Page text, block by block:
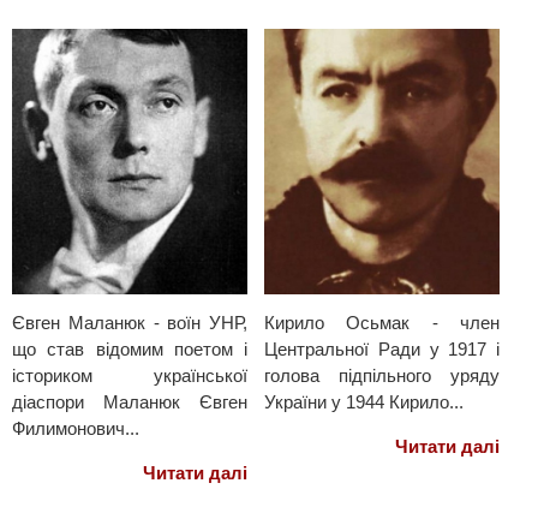
Євген Маланюк - воїн УНР,
що став відомим поетом і
істориком української
діаспори Маланюк Євген
Филимонович...
Читати далі
Кирило Осьмак - член
Центральної Ради у 1917 і
голова підпільного уряду
України у 1944 Кирило...
Читати далі